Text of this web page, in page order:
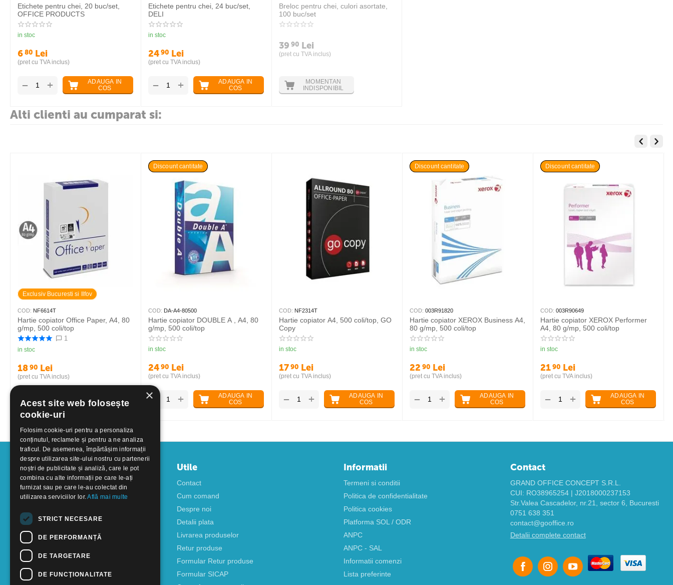
Etichete pentru chei, 20 buc/set,
OFFICE PRODUCTS
in stoc
680 Lei
(pret cu TVA inclus)
ADAUGA IN
COS
+
−
Etichete pentru chei, 24 buc/set,
DELI
in stoc
2490 Lei
(pret cu TVA inclus)
ADAUGA IN
COS
+
−
Breloc pentru chei, culori asortate,
100 buc/set
39 90 Lei
(pret cu TVA inclus)
MOMENTAN
INDISPONIBIL
Alti clienti au cumparat si:
Exclusiv Bucuresti si Ilfov
COD: NF6614T
Hartie copiator Office Paper, A4, 80
g/mp, 500 coli/top
1
in stoc
1890 Lei
(pret cu TVA inclus)
COS
+
−
Discount cantitate
COD: DA-A4-80500
Hartie copiator DOUBLE A , A4, 80
g/mp, 500 coli/top
in stoc
2490 Lei
(pret cu TVA inclus)
ADAUGA IN
COS
+
COD: NF2314T
Hartie copiator A4, 500 coli/top, GO
Copy
in stoc
1790 Lei
(pret cu TVA inclus)
ADAUGA IN
COS
+
−
Discount cantitate
COD: 003R91820
Hartie copiator XEROX Business A4,
80 g/mp, 500 coli/top
in stoc
22 90 Lei
(pret cu TVA inclus)
ADAUGA IN
COS
+
−
Discount cantitate
COD: 003R90649
Hartie copiator XEROX Performer
A4, 80 g/mp, 500 coli/top
in stoc
2190 Lei
(pret cu TVA inclus)
ADAUGA IN
COS
+
−
Contul meu
Creati cont
Utile
Contact
Cum comand
Despre noi
Detalii plata
Livrarea produselor
Retur produse
Formular Retur produse
Formular SICAP
Informatii
Termeni si conditii
Politica de confidentialitate
Politica cookies
Platforma SOL / ODR
ANPC
ANPC - SAL
Informatii comenzi
Lista preferinte
Contact
GRAND OFFICE CONCEPT S.R.L.
CUI: RO38965254 | J2018000237153
Str.Valea Cascadelor, nr.21, sector 6, Bucuresti
0751 638 351
contact@gooffice.ro
Detalii complete contact
×
Acest site web folosește
cookie-uri
Folosim cookie-uri pentru a personaliza
conținutul, reclamele și pentru a ne analiza
traficul. De asemenea, împărtășim informații
despre utilizarea site-ului nostru cu partenerii
noștri de publicitate și analiză, care le pot
combina cu alte informații pe care le-ați
furnizat sau pe care le-au colectat din
utilizarea serviciilor lor.Află mai multe
STRICT NECESARE
DE PERFORMANȚĂ
DE TARGETARE
DE FUNCŢIONALITATE